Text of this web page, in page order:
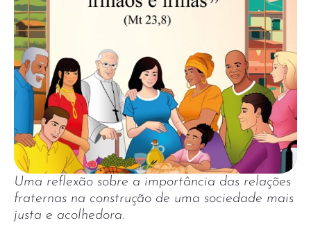
Uma reflexão sobre a importância das relações
fraternas na construção de uma sociedade mais
justa e acolhedora.